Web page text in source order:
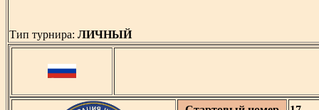
Тип турнира: ЛИЧНЫЙ